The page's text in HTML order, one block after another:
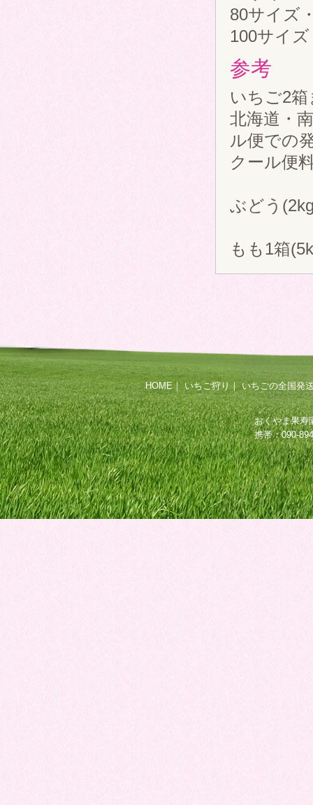
80サイズ
100サイ
参考
いちご2
北海道・
ル便での
クール便
ぶどう
もも1箱
HOME｜いちご狩り ｜いちごの全国発
おくやま果寿
携帯：090-